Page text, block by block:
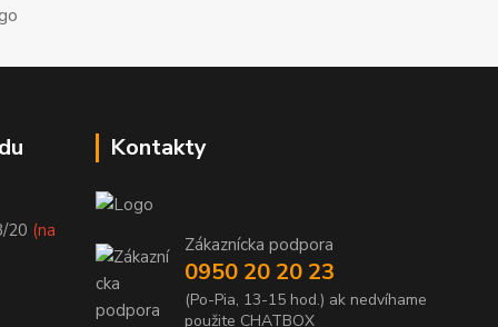
20 (na
Kontakty
Zákaznícka podpora
0950 20 20 23
(Po-Pia, 13-15 hod.) ak nedvíhame
použite CHATBOX